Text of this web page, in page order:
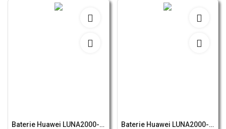
Baterie Huawei LUNA2000-10-S0 10kWh
Baterie Huawei LUNA2000-5KW-C0, LiFePo4